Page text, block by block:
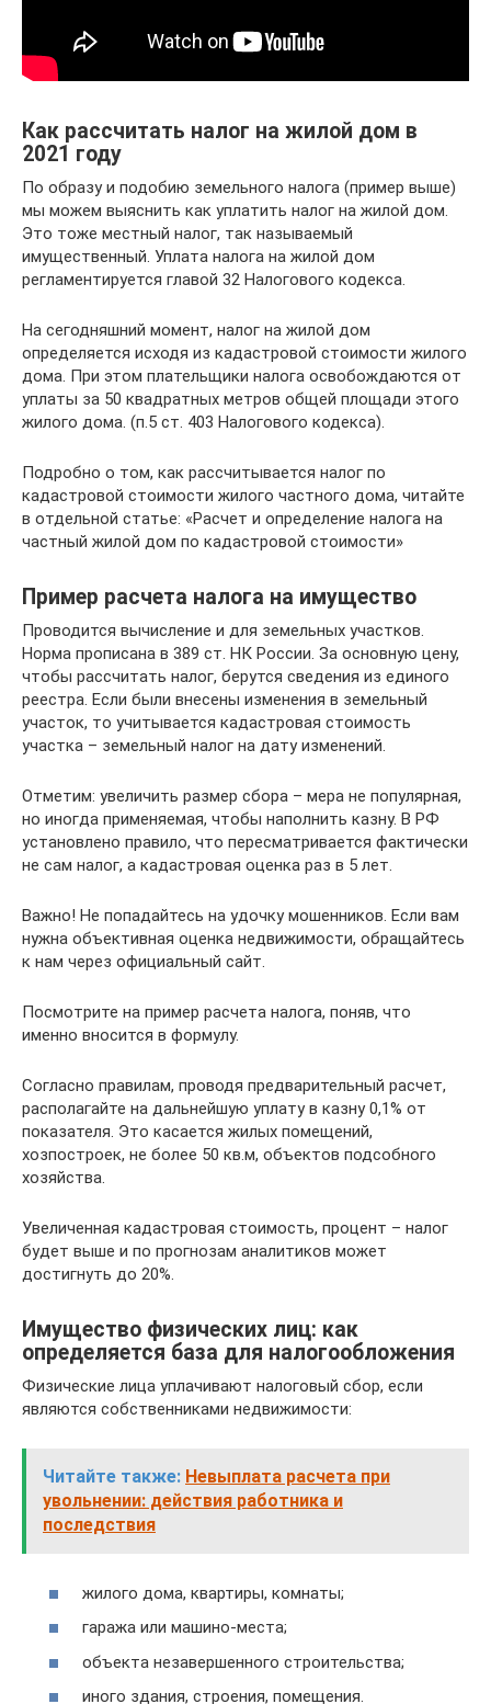
Как рассчитать налог на жилой дом в
2021 году
По образу и подобию земельного налога (пример выше)
мы можем выяснить как уплатить налог на жилой дом.
Это тоже местный налог, так называемый
имущественный. Уплата налога на жилой дом
регламентируется главой 32 Налогового кодекса.
На сегодняшний момент, налог на жилой дом
определяется исходя из кадастровой стоимости жилого
дома. При этом плательщики налога освобождаются от
уплаты за 50 квадратных метров общей площади этого
жилого дома. (п.5 ст. 403 Налогового кодекса).
Подробно о том, как рассчитывается налог по
кадастровой стоимости жилого частного дома, читайте
в отдельной статье: «Расчет и определение налога на
частный жилой дом по кадастровой стоимости»
Пример расчета налога на имущество
Проводится вычисление и для земельных участков.
Норма прописана в 389 ст. НК России. За основную цену,
чтобы рассчитать налог, берутся сведения из единого
реестра. Если были внесены изменения в земельный
участок, то учитывается кадастровая стоимость
участка – земельный налог на дату изменений.
Отметим: увеличить размер сбора – мера не популярная,
но иногда применяемая, чтобы наполнить казну. В РФ
установлено правило, что пересматривается фактически
не сам налог, а кадастровая оценка раз в 5 лет.
Важно! Не попадайтесь на удочку мошенников. Если вам
нужна объективная оценка недвижимости, обращайтесь
к нам через официальный сайт.
Посмотрите на пример расчета налога, поняв, что
именно вносится в формулу.
Согласно правилам, проводя предварительный расчет,
располагайте на дальнейшую уплату в казну 0,1% от
показателя. Это касается жилых помещений,
хозпостроек, не более 50 кв.м, объектов подсобного
хозяйства.
Увеличенная кадастровая стоимость, процент – налог
будет выше и по прогнозам аналитиков может
достигнуть до 20%.
Имущество физических лиц: как
определяется база для налогообложения
Физические лица уплачивают налоговый сбор, если
являются собственниками недвижимости:
Читайте также: Невыплата расчета при
увольнении: действия работника и
последствия
жилого дома, квартиры, комнаты;
гаража или машино-места;
объекта незавершенного строительства;
иного здания, строения, помещения.